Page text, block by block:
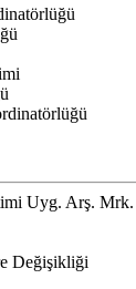
Uyg. Arş. Mrk.
Değişikliği